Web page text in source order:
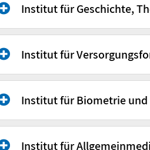
Univ.-Prof. Dr.
StraßeMoorenstr. 5
Ort 40225 Düsseldorf
Institut für Geschichte,
Institut für
Institut für Biometrie
Institut für